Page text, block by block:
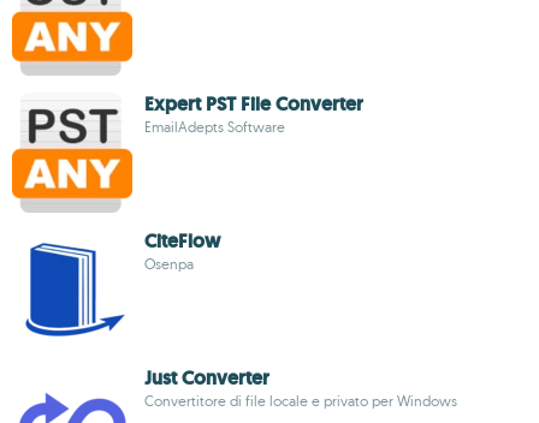
Expert PST File Converter
EmailAdepts Software
CiteFlow
Osenpa
Just Converter
Convertitore di file locale e privato per Windows